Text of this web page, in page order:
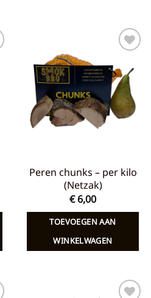
aan
verlanglijst
Peren chunks – per kilo
(Netzak)
€6,00
TOEVOEGEN AAN
WINKELWAGEN